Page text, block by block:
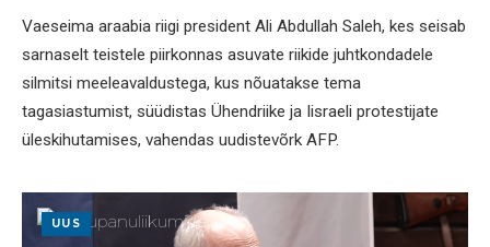
Vaeseima araabia riigi president Ali Abdullah Saleh, kes seisab
sarnaselt teistele piirkonnas asuvate riikide juhtkondadele
silmitsi meeleavaldustega, kus nõuatakse tema
tagasiastumist, süüdistas Ühendriike ja Iisraeli protestijate
üleskihutamises, vahendas uudistevõrk AFP.
UUS